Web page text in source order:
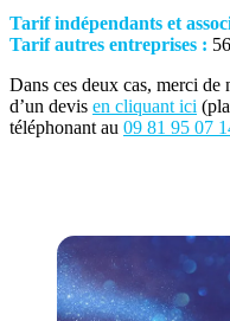
Tarif indépendants et
Tarif autres entreprises :
Dans ces deux cas, merci de
d’un devis en cliquant ici
téléphonant au 09 81 95 07